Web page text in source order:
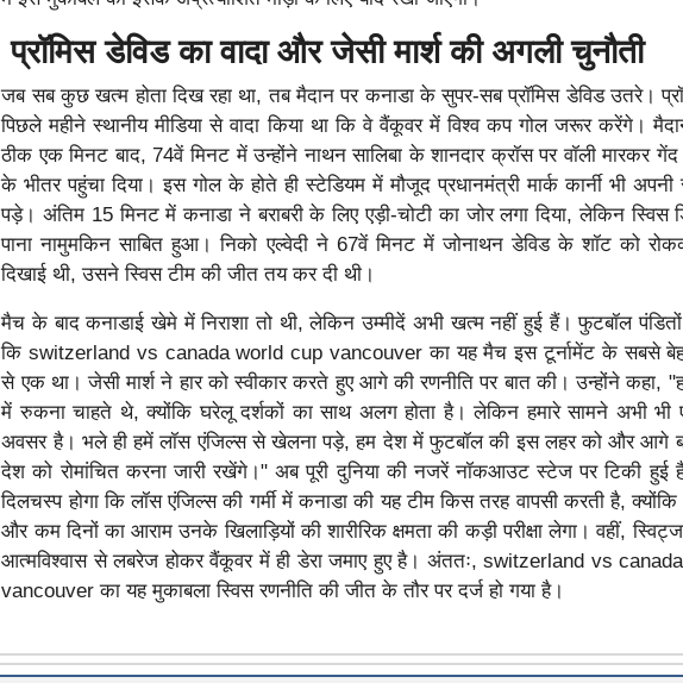
प्रॉमिस डेविड का वादा और जेसी मार्श की अगली चुनौती
जब सब कुछ खत्म होता दिख रहा था, तब मैदान पर कनाडा के सुपर-सब प्रॉमिस डेविड उतरे।
पिछले महीने स्थानीय मीडिया से वादा किया था कि वे वैंकूवर में विश्व कप गोल जरूर करेंगे।
ठीक एक मिनट बाद, 74वें मिनट में उन्होंने नाथन सालिबा के शानदार क्रॉस पर वॉली मारकर गेंद
के भीतर पहुंचा दिया। इस गोल के होते ही स्टेडियम में मौजूद प्रधानमंत्री मार्क कार्नी भी
पड़े। अंतिम 15 मिनट में कनाडा ने बराबरी के लिए एड़ी-चोटी का जोर लगा दिया, लेकिन
पाना नामुमकिन साबित हुआ। निको एल्वेदी ने 67वें मिनट में जोनाथन डेविड के शॉट को
दिखाई थी, उसने स्विस टीम की जीत तय कर दी थी।
मैच के बाद कनाडाई खेमे में निराशा तो थी, लेकिन उम्मीदें अभी खत्म नहीं हुई हैं। फुटबॉल
कि switzerland vs canada world cup vancouver का यह मैच इस टूर्नामेंट के सबसे
से एक था। जेसी मार्श ने हार को स्वीकार करते हुए आगे की रणनीति पर बात की। उन्होंने कहा,
में रुकना चाहते थे, क्योंकि घरेलू दर्शकों का साथ अलग होता है। लेकिन हमारे सामने अभी भी
अवसर है। भले ही हमें लॉस एंजिल्स से खेलना पड़े, हम देश में फुटबॉल की इस लहर को और आगे
देश को रोमांचित करना जारी रखेंगे।" अब पूरी दुनिया की नजरें नॉकआउट स्टेज पर टिकी हुई
दिलचस्प होगा कि लॉस एंजिल्स की गर्मी में कनाडा की यह टीम किस तरह वापसी करती है,
और कम दिनों का आराम उनके खिलाड़ियों की शारीरिक क्षमता की कड़ी परीक्षा लेगा। वहीं,
आत्मविश्वास से लबरेज होकर वैंकूवर में ही डेरा जमाए हुए है। अंततः, switzerland vs
vancouver का यह मुकाबला स्विस रणनीति की जीत के तौर पर दर्ज हो गया है।